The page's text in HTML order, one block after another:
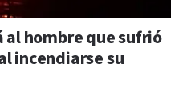
al hombre que sufrió
incendiarse su